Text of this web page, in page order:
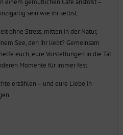
ohne Stress, mitten in der Natur,
See, den ihr liebt? Gemeinsam
euch, eure Vorstellungen in die Tat
Momente für immer fest.
erzählen – und eure Liebe in